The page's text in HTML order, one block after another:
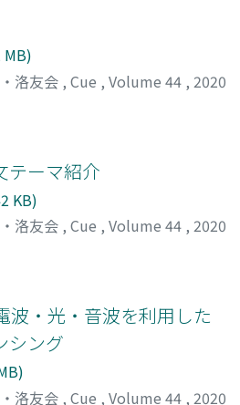
洛友会 , Cue , Volume 44 , 2020
テーマ紹介
KB)
洛友会 , Cue , Volume 44 , 2020
波・光・音波を利用した
シング
洛友会 , Cue , Volume 44 , 2020